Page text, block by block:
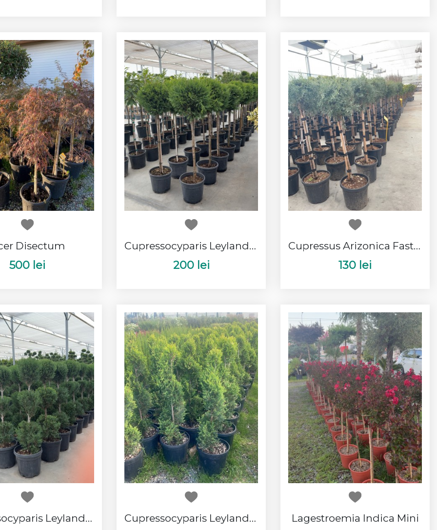
Disectum
500 lei
Cupressocyparis Leylandi 1 Bila
200 lei
Cupressus Arizonica Fastigeata
130 lei
Cupressocyparis Leylandi 3 Bile Cupressocyparis Leylandii Spirala Lagestroemia Indica Mini